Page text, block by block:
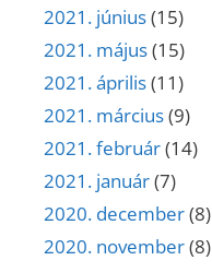
2021. június(15)
2021. május(15)
2021. április(11)
2021. március(9)
2021. február(14)
2021. január(7)
2020. december(8)
2020. november(8)